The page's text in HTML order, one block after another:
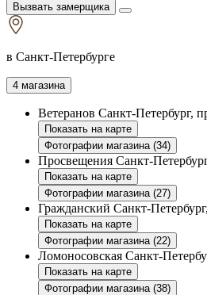
Вызвать замерщика
в Санкт-Петербурге
4 магазина
Ветеранов Санкт-Петербург,
Показать на карте
Фотографии магазина (34)
Просвещения Санкт-
Показать на карте
Фотографии магазина (27)
Гражданский Санкт-
Показать на карте
Фотографии магазина (22)
Ломоносовская Санкт-
Показать на карте
Фотографии магазина (38)